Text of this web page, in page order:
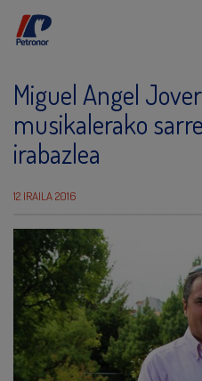
Miguel Angel
musikalerako
irabazlea
12 IRAILA 2016